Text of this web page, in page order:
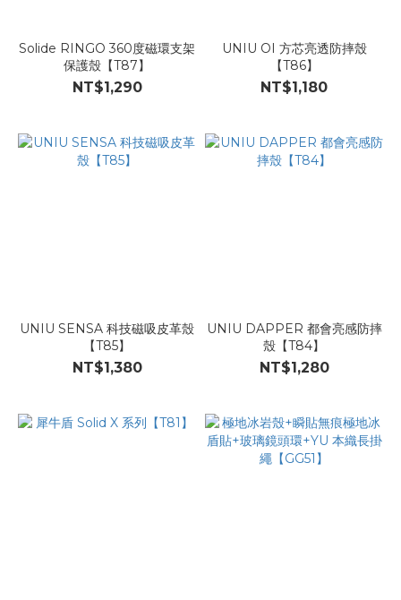
Solide RINGO 360度磁環支架
保護殼【T87】
NT$1,290
UNIU OI 方芯亮透防摔殼
【T86】
NT$1,180
UNIU SENSA 科技磁吸皮革殼
【T85】
NT$1,380
UNIU DAPPER 都會亮感防摔
殼【T84】
NT$1,280